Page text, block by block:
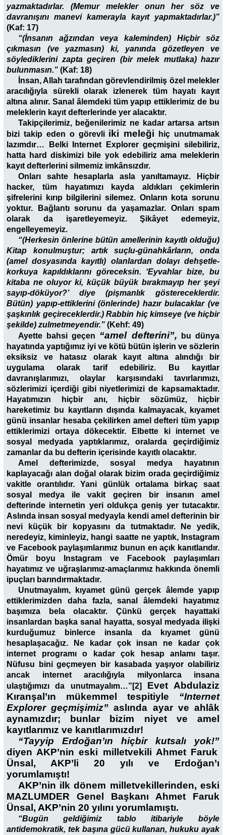
yazmaktadırlar. (Memur melekler onun her söz ve
davranışını manevi kamerayla kayıt yapmaktadırlar.)”
(Kaf: 17)
“(İnsanın ağzından veya kaleminden) Hiçbir söz
çıkmasın (ve yazmasın) ki, yanında gözetleyen ve
söylediklerini zapta geçiren (bir melek mutlaka) hazır
bulunmasın.” (Kaf: 18)
İnsan, Allah tarafından görevlendirilmiş özel melekler
aracılığıyla sürekli olarak izlenerek tüm hayatı kayıt
altına alınır. Sanal âlemdeki tüm yapıp ettiklerimiz de bu
meleklerin kayıt defterlerinde yer alacaktır.
Takipçilerimiz, beğenilerimiz ne kadar artarsa artsın
bizi takip eden o görevli iki meleği hiç unutmamak
lazımdır… Belki Internet Explorer geçmişini silebiliriz,
hatta hard diskimizi bile yok edebiliriz ama meleklerin
kayıt defterlerini silmemiz imkânsızdır.
Onları sahte hesaplarla asla yanıltamayız. Hiçbir
hacker, tüm hayatımızı kayda aldıkları çekimlerin
şifrelerini kırıp bilgilerini silemez. Onların kota sorunu
yoktur. Bağlantı sorunu da yaşamazlar. Onları spam
olarak da işaretleyemeyiz. Şikâyet edemeyiz,
engelleyemeyiz.
“(Herkesin önlerine bütün amellerinin kayıtlı olduğu)
Kitap konulmuştur; artık suçlu-günahkârların, onda
(amel dosyasında kayıtlı) olanlardan dolayı dehşetle-
korkuya kapıldıklarını göreceksin. ‘Eyvahlar bize, bu
kitaba ne oluyor ki, küçük büyük bırakmayıp her şeyi
sayıp-döküyor?’ diye (pişmanlık göstereceklerdir.
Bütün) yapıp-ettiklerini (önlerinde) hazır bulacaklar (ve
şaşkınlık geçireceklerdir.) Rabbin hiç kimseye (ve hiçbir
şekilde) zulmetmeyendir.” (Kehf: 49)
Ayette bahsi geçen “amel defterini”, bu dünya
hayatında yaptığımız iyi ve kötü bütün işlerin ve sözlerin
eksiksiz ve hatasız olarak kayıt altına alındığı bir
uygulama olarak tarif edebiliriz. Bu kayıtlar
davranışlarımızı, olaylar karşısındaki tavırlarımızı,
sözlerimizi içerdiği gibi niyetlerimizi de kapsamaktadır.
Hayatımızın hiçbir anı, hiçbir sözümüz, hiçbir
hareketimiz bu kayıtların dışında kalmayacak, kıyamet
günü insanlar hesaba çekilirken amel defteri tüm yapıp
ettiklerimizi ortaya dökecektir. Elbette ki internet ve
sosyal medyada yaptıklarımız, oralarda geçirdiğimiz
zamanlar da bu defterin içerisinde kayıtlı olacaktır.
Amel defterimizde, sosyal medya hayatının
kaplayacağı alan doğal olarak bizim orada geçirdiğimiz
vakitle orantılıdır. Yani günlük ortalama birkaç saat
sosyal medya ile vakit geçiren bir insanın amel
defterinde internetin yeri oldukça geniş yer tutacaktır.
Aslında insan sosyal medyayla kendi amel defterinin bir
nevi küçük bir kopyasını da tutmaktadır. Ne yedik,
neredeyiz, kiminleyiz, hangi saatte ne yaptık, Instagram
ve Facebook paylaşımlarımız bunun en açık kanıtlarıdır.
Ömür boyu Instagram ve Facebook paylaşımları
hayatımız ve uğraşlarımız-amaçlarımız hakkında önemli
ipuçları barındırmaktadır.
Unutmayalım, kıyamet günü gerçek âlemde yapıp
ettiklerimizden daha fazla, sanal âlemdeki hayatımız
başımıza bela olacaktır. Çünkü gerçek hayattaki
insanlardan başka sanal hayatta, sosyal medyada ilişki
kurduğumuz binlerce insanla da kıyamet günü
hesaplaşacağız. Ne kadar çok insan ne kadar çok
internet programı o kadar çok hesap anlamı taşır.
Nüfusu bini geçmeyen bir kasabada yaşıyor olabiliriz
ancak internet aracılığıyla milyonlarca insana
ulaştığımızı da unutmayalım…”[2] Evet Abdulaziz
Kıranşal’ın mükemmel tespitiyle “Internet
Explorer geçmişimiz” aslında ayar ve ahlâk
aynamızdır; bunlar bizim niyet ve amel
kayıtlarımız ve kanıtlarımızdır!
“Tayyip Erdoğan’ın hiçbir kutsalı yok!”
diyen AKP’nin eski milletvekili Ahmet Faruk
Ünsal, AKP’li 20 yılı ve Erdoğan’ı
yorumlamıştı!
AKP’nin ilk dönem milletvekillerinden, eski
MAZLUMDER Genel Başkanı Ahmet Faruk
Ünsal, AKP’nin 20 yılını yorumlamıştı.
“Bugün geldiğimiz tablo itibariyle böyle
antidemokratik, tek başına gücü kullanan, hukuku ayak